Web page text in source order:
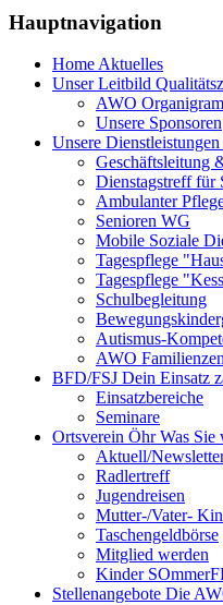
Hauptnavigation
Home Aktuelles
Unser Leitbild
AWO
Unsere Sponsoren
Unsere Dienstleistungen
Geschäftsleitung
Dienstagstreff für
Ambulanter
Senioren WG
Mobile Soziale
Tagespflege
Tagespflege
Schulbegleitung
Autismus-
AWO
BFD/FSJ Dein Einsatz
Einsatzbereiche
Seminare
Ortsverein ÖhrWas Sie
Aktuell/
Radlertreff
Jugendreisen
Mutter-/Vater-
Taschengeldbörse
Mitglied werden
Kinder
Stellenangebote Die